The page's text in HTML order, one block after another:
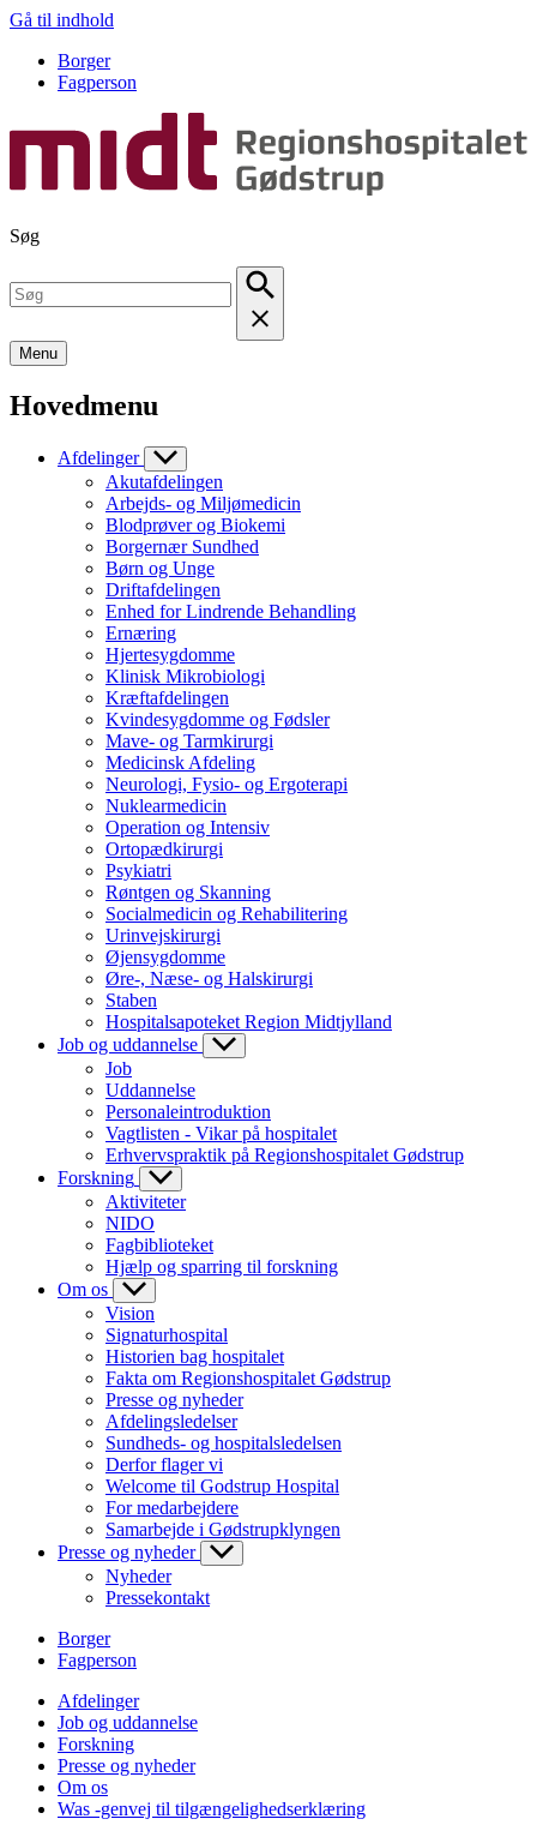
Gå til indhold
Borger
Fagperson
Søg
Menu
Hovedmenu
Afdelinger
Akutafdelingen
Arbejds- og Miljømedicin
Blodprøver og Biokemi
Borgernær Sundhed
Børn og Unge
Driftafdelingen
Enhed for Lindrende Behandling
Ernæring
Hjertesygdomme
Klinisk Mikrobiologi
Kræftafdelingen
Kvindesygdomme og Fødsler
Mave- og Tarmkirurgi
Medicinsk Afdeling
Neurologi, Fysio- og Ergoterapi
Nuklearmedicin
Operation og Intensiv
Ortopædkirurgi
Psykiatri
Røntgen og Skanning
Socialmedicin og Rehabilitering
Urinvejskirurgi
Øjensygdomme
Øre-, Næse- og Halskirurgi
Staben
Hospitalsapoteket Region Midtjylland
Job og uddannelse
Job
Uddannelse
Personaleintroduktion
Vagtlisten - Vikar på hospitalet
Erhvervspraktik på Regionshospitalet Gødstrup
Forskning
Aktiviteter
NIDO
Fagbiblioteket
Hjælp og sparring til forskning
Om os
Vision
Signaturhospital
Historien bag hospitalet
Fakta om Regionshospitalet Gødstrup
Presse og nyheder
Afdelingsledelser
Sundheds- og hospitalsledelsen
Derfor flager vi
Welcome til Godstrup Hospital
For medarbejdere
Samarbejde i Gødstrupklyngen
Presse og nyheder
Nyheder
Pressekontakt
Borger
Fagperson
Afdelinger
Job og uddannelse
Forskning
Presse og nyheder
Om os
Was -genvej til tilgængelighedserklæring